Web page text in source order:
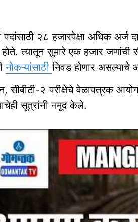
पदांसाठी २८ हजारपेक्षा अधिक अर्ज
त्‍यातून सुमारे एक हजार जणांची
नोकऱ्यांसाठीनिवड होणार असल्‍याचे
सीबीटी-२ परीक्षेचे वेळापत्रक
सूत्रांनी नमूद केले.